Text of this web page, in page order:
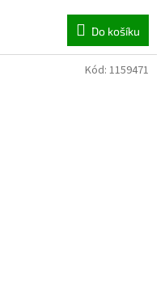
Do košíku
Kód: 1159471